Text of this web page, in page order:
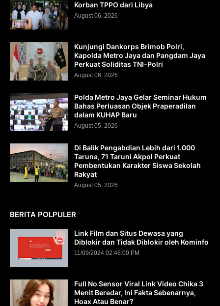
Korban TPPO dari Libya
August 06, 2026
Kunjungi Dankorps Brimob Polri,
Kapolda Metro Jaya dan Pangdam Jaya
Perkuat Soliditas TNI-Polri
August 06, 2026
Polda Metro Jaya Gelar Seminar Hukum
Bahas Perluasan Objek Praperadilan
dalam KUHAP Baru
August 05, 2026
Di Balik Pengabdian Lebih dari 1.000
Taruna, 71 Taruni Akpol Perkuat
Pembentukan Karakter Siswa Sekolah
Rakyat
August 05, 2026
BERITA POLPULER
Link Film dan Situs Dewasa yang
Diblokir dan Tidak Diblokir oleh Kominfo
11/09/2024 02:46:00 PM
Full No Sensor Viral Link Video Chika 3
Menit Beredar, Ini Fakta Sebenarnya,
Hoax Atau Benar?